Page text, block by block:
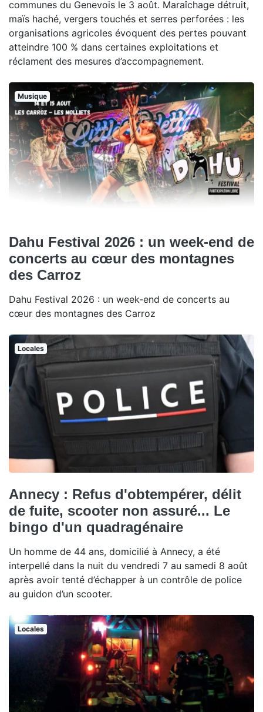
communes du Genevois le 3 août. Maraîchage détruit,
maïs haché, vergers touchés et serres perforées : les
organisations agricoles évoquent des pertes pouvant
atteindre 100 % dans certaines exploitations et
réclament des mesures d’accompagnement.
Musique
Dahu Festival 2026 : un week-end de
concerts au cœur des montagnes
des Carroz
Dahu Festival 2026 : un week-end de concerts au
cœur des montagnes des Carroz
Locales
Annecy : Refus d'obtempérer, délit
de fuite, scooter non assuré... Le
bingo d'un quadragénaire
Un homme de 44 ans, domicilié à Annecy, a été
interpellé dans la nuit du vendredi 7 au samedi 8 août
après avoir tenté d’échapper à un contrôle de police
au guidon d’un scooter.
Locales